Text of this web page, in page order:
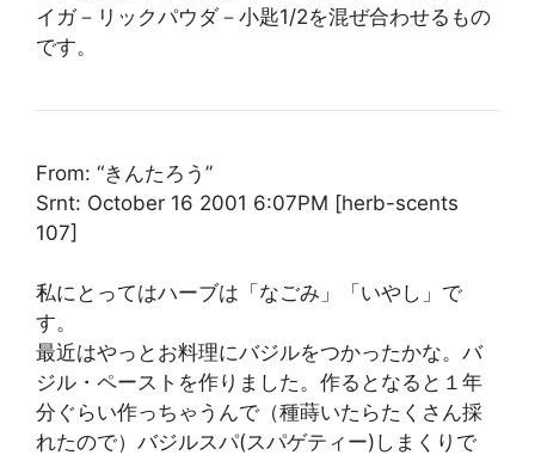
イガ－リックパウダ－小匙1/2を混ぜ合わせるもの
です。
From: “きんたろう”
Srnt: October 16 2001 6:07PM [herb-scents
107]
私にとってはハーブは「なごみ」「いやし」で
す。
最近はやっとお料理にバジルをつかったかな。バ
ジル・ペーストを作りました。作るとなると１年
分ぐらい作っちゃうんで（種蒔いたらたくさん採
れたので）バジルスパ(スパゲティー)しまくりで